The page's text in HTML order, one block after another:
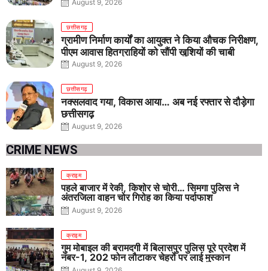
August 9, 2026
छत्तीसगढ़
ग्रामीण निर्माण कार्यों का आयुक्त ने किया औचक निरीक्षण,
पीएम आवास हितग्राहियों को सौंपी खुशियों की चाबी
August 9, 2026
छत्तीसगढ़
नक्सलवाद गया, विकास आया… अब नई रफ्तार से दौड़ेगा
छत्तीसगढ़
August 9, 2026
CRIME NEWS
क्राइम
पहले बाजार में रेकी, किशोर से चोरी… सिमगा पुलिस ने
अंतरजिला वाहन चोर गिरोह का किया पर्दाफाश
August 9, 2026
क्राइम
गुम मोबाइल की बरामदगी में बिलासपुर पुलिस पूरे प्रदेश में
नंबर-1, 202 फोन लौटाकर चेहरों पर लाई मुस्कान